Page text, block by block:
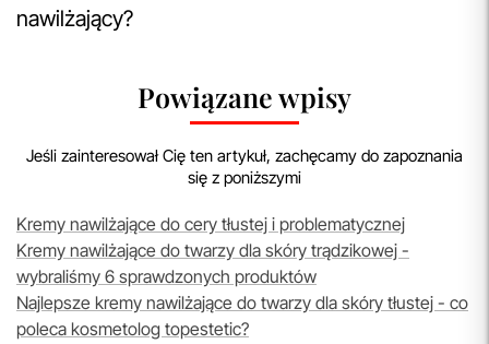
nawilżający?
Powiązane wpisy
Jeśli zainteresował Cię ten artykuł, zachęcamy do zapoznania
się z poniższymi
Kremy nawilżające do cery tłustej i problematycznej
Kremy nawilżające do twarzy dla skóry trądzikowej -
wybraliśmy 6 sprawdzonych produktów
Najlepsze kremy nawilżające do twarzy dla skóry tłustej - co
poleca kosmetolog topestetic?